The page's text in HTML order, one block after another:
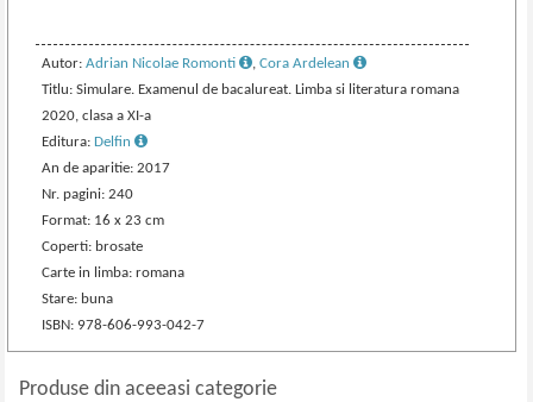
Autor:Adrian Nicolae Romonti ,Cora Ardelean
Titlu: Simulare. Examenul de bacalureat. Limba si literatura romana
2020, clasa a XI-a
Editura:Delfin
An de aparitie: 2017
Nr. pagini: 240
Format: 16 x 23 cm
Coperti: brosate
Carte in limba: romana
Stare: buna
ISBN: 978-606-993-042-7
Produse din aceeasi categorie